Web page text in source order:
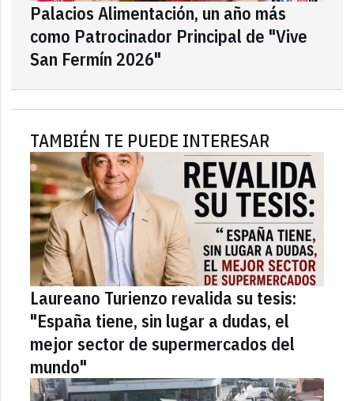
Palacios Alimentación, un año más
como Patrocinador Principal de "Vive
San Fermín 2026"
TAMBIÉN TE PUEDE INTERESAR
Laureano Turienzo revalida su tesis:
"España tiene, sin lugar a dudas, el
mejor sector de supermercados del
mundo"